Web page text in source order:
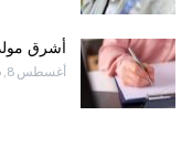
أشرق مولد
أغسطس 8, 2026